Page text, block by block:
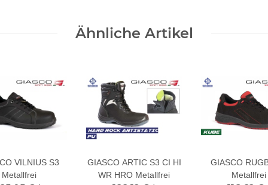
Ähnliche Artikel
VILNIUS S3
Metallfrei
GIASCO ARTIC S3 CI HI
WR HRO Metallfrei
GIASCO
Metallfrei